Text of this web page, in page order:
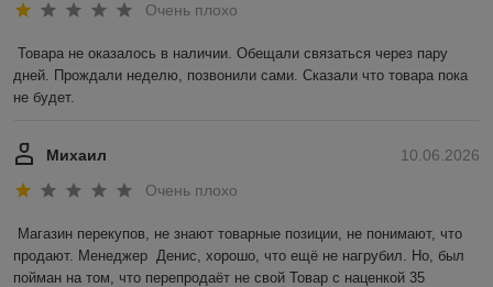
Очень плохо
Товара не оказалось в наличии. Обещали связаться через пару
дней. Прождали неделю, позвонили сами. Сказали что товара пока
не будет.
10.06.2026
Михаил
Очень плохо
Магазин перекупов, не знают товарные позиции, не понимают, что
продают. Менеджер  Денис, хорошо, что ещё не нагрубил. Но, был
пойман на том, что перепродаёт не свой Товар с наценкой 35